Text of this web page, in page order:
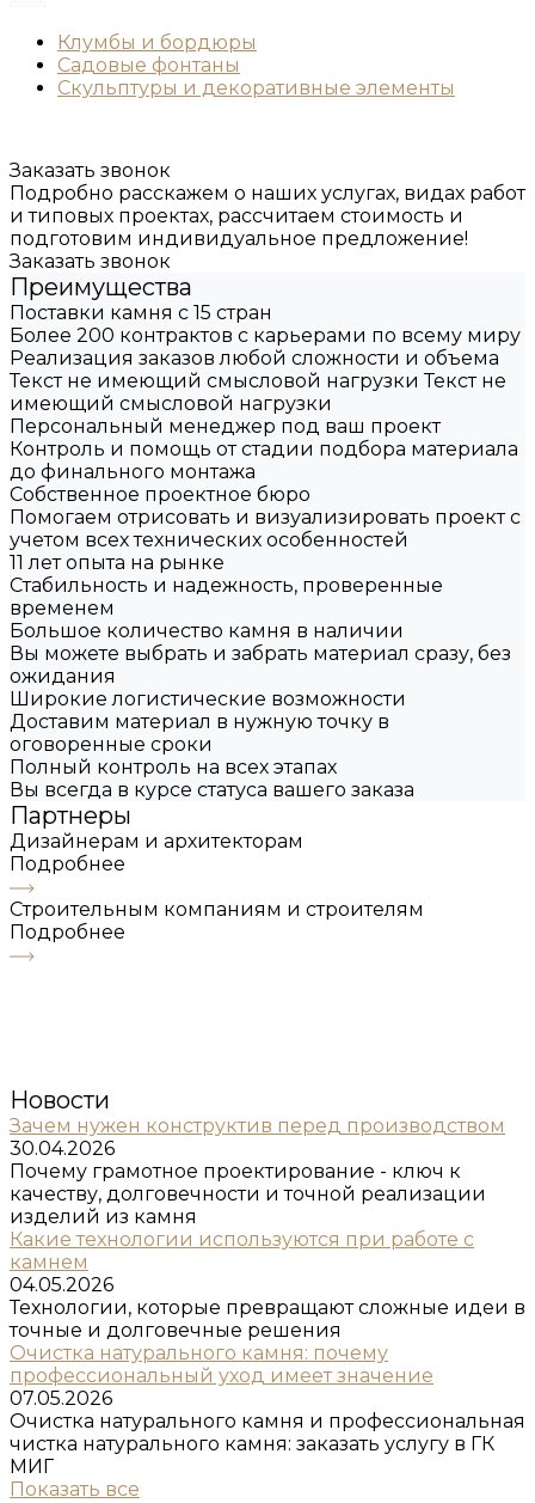
Клумбы и бордюры
Садовые фонтаны
Скульптуры и декоративные элементы
Заказать звонок
Подробно расскажем о наших услугах, видах работ
и типовых проектах, рассчитаем стоимость и
подготовим индивидуальное предложение!
Заказать звонок
Преимущества
Поставки камня с 15 стран
Более 200 контрактов с карьерами по всему миру
Реализация заказов любой сложности и объема
Текст не имеющий смысловой нагрузки Текст не
имеющий смысловой нагрузки
Персональный менеджер под ваш проект
Контроль и помощь от стадии подбора материала
до финального монтажа
Собственное проектное бюро
Помогаем отрисовать и визуализировать проект с
учетом всех технических особенностей
11 лет опыта на рынке
Стабильность и надежность, проверенные
временем
Большое количество камня в наличии
Вы можете выбрать и забрать материал сразу, без
ожидания
Широкие логистические возможности
Доставим материал в нужную точку в
оговоренные сроки
Полный контроль на всех этапах
Вы всегда в курсе статуса вашего заказа
Партнеры
Дизайнерам и архитекторам
Подробнее
Строительным компаниям и строителям
Подробнее
Новости
Зачем нужен конструктив перед производством
30.04.2026
Почему грамотное проектирование - ключ к
качеству, долговечности и точной реализации
изделий из камня
Какие технологии используются при работе с
камнем
04.05.2026
Технологии, которые превращают сложные идеи в
точные и долговечные решения
Очистка натурального камня: почему
профессиональный уход имеет значение
07.05.2026
Очистка натурального камня и профессиональная
чистка натурального камня: заказать услугу в ГК
МИГ
Показать все